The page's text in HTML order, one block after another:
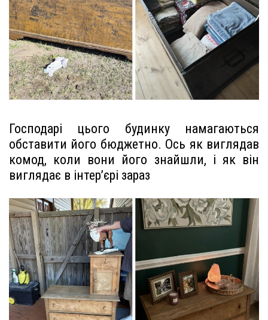
Господарі цього будинку намагаються
обставити його бюджетно. Ось як виглядав
комод, коли вони його знайшли, і як він
виглядає в інтер’єрі зараз